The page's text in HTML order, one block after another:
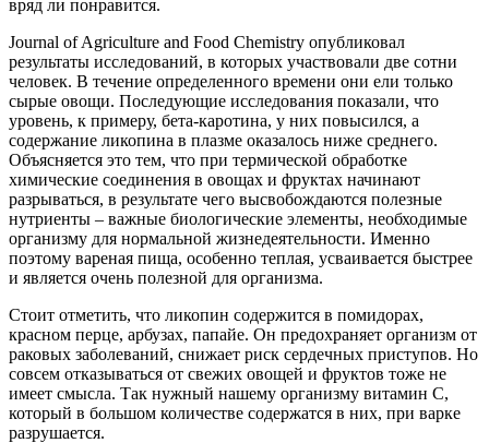
вряд ли понравится.
Journal of Agriculture and Food Chemistry опубликовал
результаты исследований, в которых участвовали две сотни
человек. В течение определенного времени они ели только
сырые овощи. Последующие исследования показали, что
уровень, к примеру, бета-каротина, у них повысился, а
содержание ликопина в плазме оказалось ниже среднего.
Объясняется это тем, что при термической обработке
химические соединения в овощах и фруктах начинают
разрываться, в результате чего высвобождаются полезные
нутриенты – важные биологические элементы, необходимые
организму для нормальной жизнедеятельности. Именно
поэтому вареная пища, особенно теплая, усваивается быстрее
и является очень полезной для организма.
Стоит отметить, что ликопин содержится в помидорах,
красном перце, арбузах, папайе. Он предохраняет организм от
раковых заболеваний, снижает риск сердечных приступов. Но
совсем отказываться от свежих овощей и фруктов тоже не
имеет смысла. Так нужный нашему организму витамин С,
который в большом количестве содержатся в них, при варке
разрушается.